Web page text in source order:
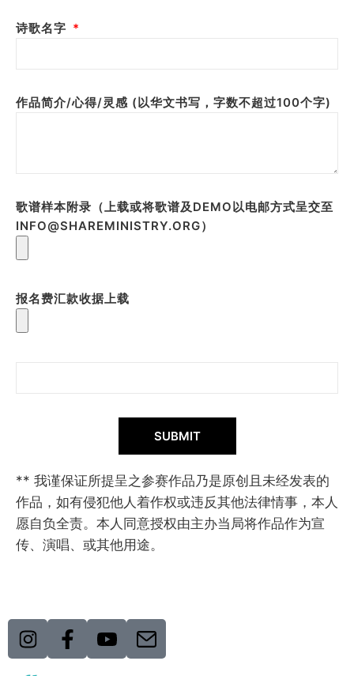
诗歌名字
作品简介/心得/灵感 (以华文书写，字数不超过100个字)
歌谱样本附录（上载或将歌谱及DEMO以电邮方式呈交至
INFO@SHAREMINISTRY.ORG）
报名费汇款收据上载
SUBMIT
** 我谨保证所提呈之参赛作品乃是原创且未经发表的
作品，如有侵犯他人着作权或违反其他法律情事，本人
愿自负全责。本人同意授权由主办当局将作品作为宣
传、演唱、或其他用途。